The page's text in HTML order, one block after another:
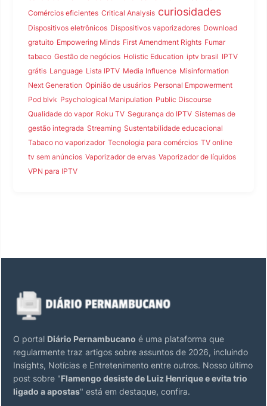
Comércios eficientes Critical Analysis curiosidades
Dispositivos eletrônicos Dispositivos vaporizadores Download
gratuito Empowering Minds First Amendment Rights Fumar
tabaco Gestão de negócios Holistic Education iptv brasil IPTV
grátis Language Lista IPTV Media Influence Misinformation
Next Generation Opinião de usuários Personal Empowerment
Pod blvk Psychological Manipulation Public Discourse
Qualidade do vapor Roku TV Segurança do IPTV Sistemas de
gestão integrada Streaming Sustentabilidade educacional
Tabaco no vaporizador Tecnologia para comércios TV online
tv sem anúncios Vaporizador de ervas Vaporizador de líquidos
VPN para IPTV
O portal Diário Pernambucano é uma plataforma que
regularmente traz artigos sobre assuntos de 2026, incluindo
Insights, Notícias e Entretenimento entre outros. Nosso último
post sobre "Flamengo desiste de Luiz Henrique e evita trio
ligado a apostas" está em destaque, confira.